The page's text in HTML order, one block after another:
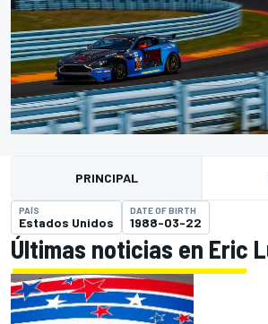
PRINCIPAL
PAÍS
Estados Unidos
DATE OF BIRTH
1988-03-22
Últimas noticias en Eric